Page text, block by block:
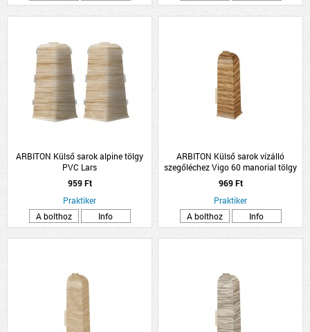
ARBITON Külső sarok alpine tölgy
PVC Lars
959 Ft
Praktiker
A bolthoz
Info
ARBITON Külső sarok vízálló
szegőléchez Vigo 60 manorial tölgy
969 Ft
Praktiker
A bolthoz
Info